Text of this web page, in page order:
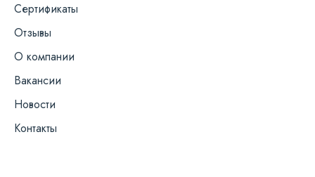
Сертификаты
Отзывы
О компании
Вакансии
Новости
Контакты